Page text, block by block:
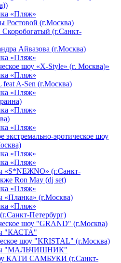
«Пляж»
Ростовой (г.Москва)
(г.Санкт-
Айвазова (г.Москва)
«Пляж»
шоу «X-Style» (г. Москва)»
«Пляж»
feat A-Sen (г.Москва)
«Пляж»
«Пляж»
«Пляж»
экстремально-эротическое шоу
«Пляж»
«Пляж»
«S*NEЖNO» (г.Санкт-
Ron May (dj set)
«Пляж»
«Планка» (г.Москва)
«Пляж»
Петербург)
шоу "GRAND" (г.Москва)
"КАСТА"
шоу "KRISTAL" (г.Москва)
"МАЛЬЧИШНИК"
КАТИ САМБУКИ (г.Санкт-